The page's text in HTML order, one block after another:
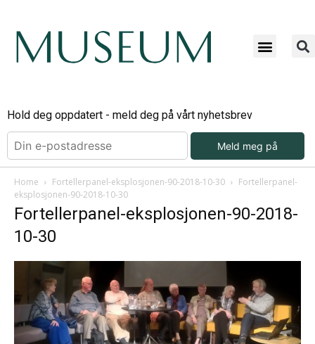
Hold deg oppdatert - meld deg på vårt nyhetsbrev
Meld meg på
Home Fortellerpanel-eksplosjonen-90-2018-10-30
Fortellerpanel-
eksplosjonen-90-2018-10-30
Fortellerpanel-eksplosjonen-90-2018-
10-30